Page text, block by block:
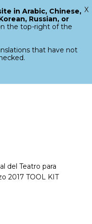
search
Menu
del Teatro para
2017 TOOL KIT
Close
in Arabic, Chinese,
Russian, or
the top-right of the
that have not
X